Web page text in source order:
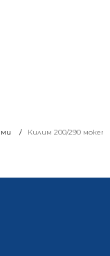
Килим 200/290